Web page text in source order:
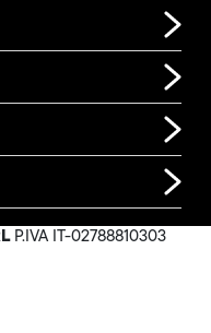
P.IVA IT-02788810303